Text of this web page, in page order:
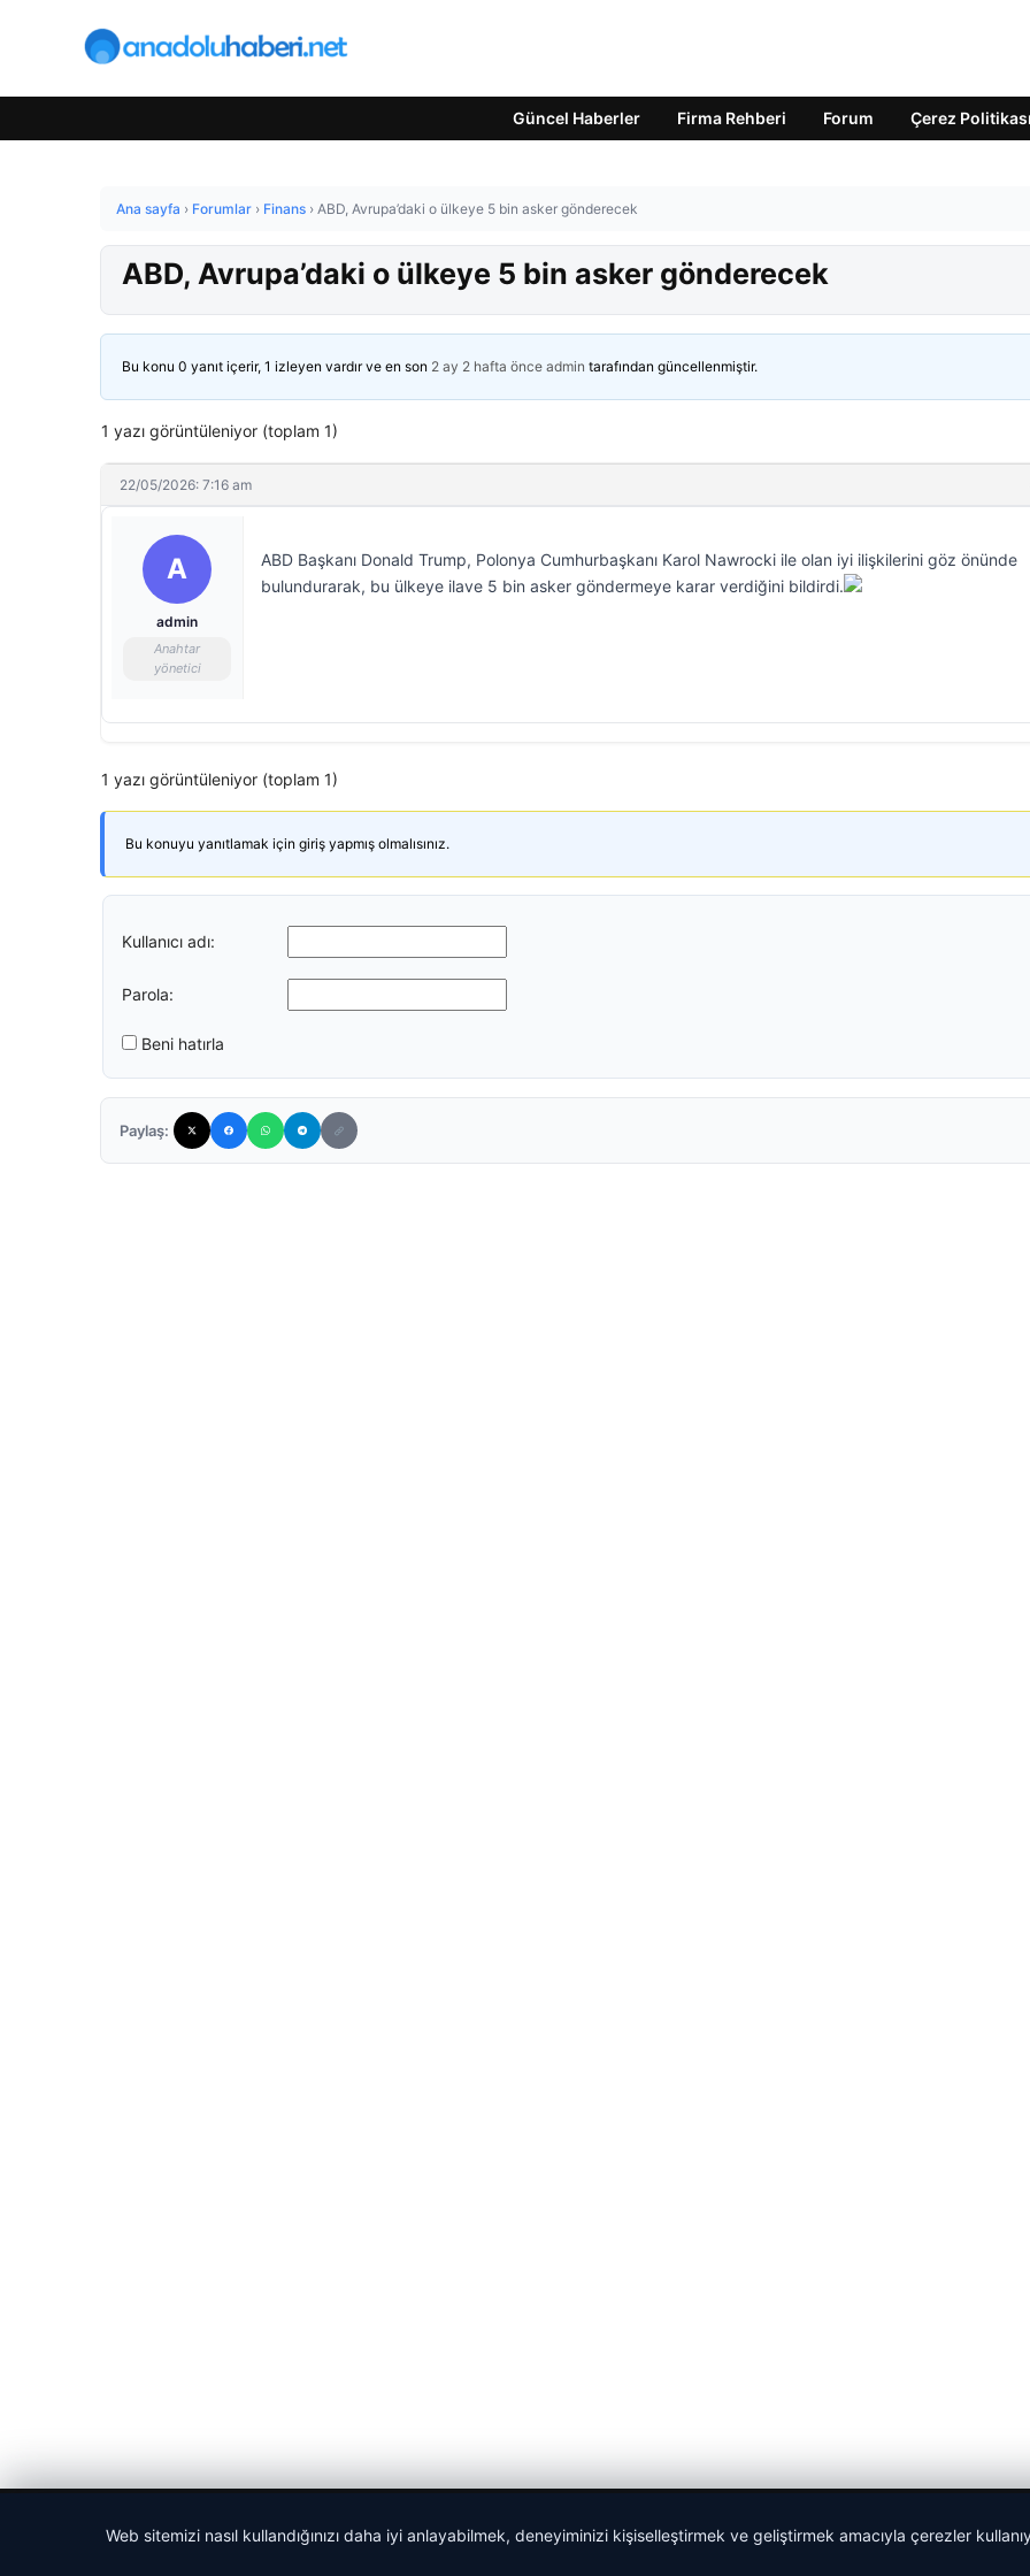
Güncel Haberler Firma Rehberi Forum Çerez Politikası
Ana sayfa › Forumlar › Finans › ABD, Avrupa’daki o ülkeye 5 bin asker gönderecek
ABD, Avrupa’daki o ülkeye 5 bin asker gönderecek
Bu konu 0 yanıt içerir, 1 izleyen vardır ve en son 2 ay 2 hafta önce admin tarafından güncellenmiştir.
1 yazı görüntüleniyor (toplam 1)
22/05/2026: 7:16 am
A
admin
Anahtar
yönetici
ABD Başkanı Donald Trump, Polonya Cumhurbaşkanı Karol Nawrocki ile olan iyi ilişkilerini göz önünde
bulundurarak, bu ülkeye ilave 5 bin asker göndermeye karar verdiğini bildirdi.
1 yazı görüntüleniyor (toplam 1)
Bu konuyu yanıtlamak için giriş yapmış olmalısınız.
Kullanıcı adı:
Parola:
Beni hatırla
Paylaş:
Web sitemizi nasıl kullandığınızı daha iyi anlayabilmek, deneyiminizi kişiselleştirmek ve geliştirmek amacıyla çerezler